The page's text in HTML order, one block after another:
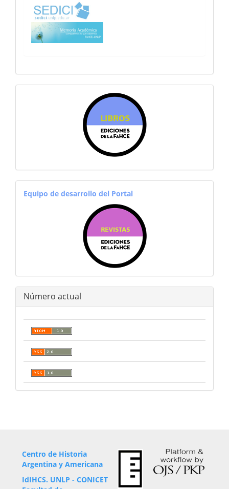
equiporevistas
Equipo de desarrollo del Portal
Número actual
Centro de Historia
Argentina y Americana
IdIHCS. UNLP - CONICET